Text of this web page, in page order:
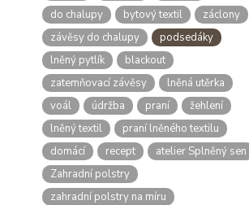
do chalupy
bytový textil
záclony
závěsy do chalupy
podsedáky
lněný pytlík
blackout
zatemňovací závěsy
lněná utěrka
voál
údržba praní
žehlení
lněný textil
praní lněného textilu
domácí
recept
atelier Splněný sen
Zahradní polstry
zahradní polstry na míru